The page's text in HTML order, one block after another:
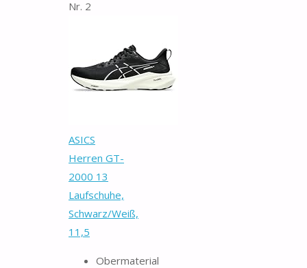
Nr. 2
ASICS
Herren GT-
2000 13
Laufschuhe,
Schwarz/Weiß,
11,5
Obermaterial